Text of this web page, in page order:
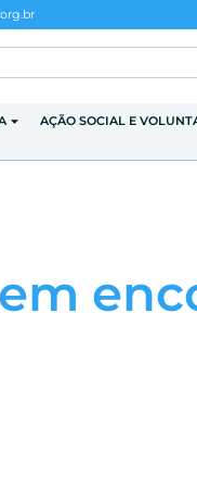
AÇÃO SOCIAL E